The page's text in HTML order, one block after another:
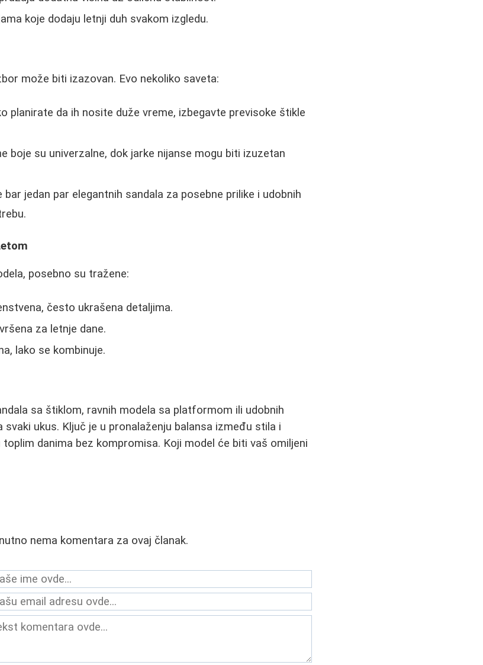
koje dodaju letnji duh svakom izgledu.
može biti izazovan. Evo nekoliko saveta:
planirate da ih nosite duže vreme, izbegavte previsoke štikle
boje su univerzalne, dok jarke nijanse mogu biti izuzetan
bar jedan par elegantnih sandala za posebne prilike i udobnih
posebno su tražene:
često ukrašena detaljima.
za letnje dane.
lako se kombinuje.
sa štiklom, ravnih modela sa platformom ili udobnih
ukus. Ključ je u pronalaženju balansa između stila i
danima bez kompromisa. Koji model će biti vaš omiljeni
nema komentara za ovaj članak.